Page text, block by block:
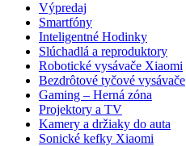
Výpredaj
Smartfóny
Inteligentné Hodinky
Slúchadlá a reproduktory
Robotické vysávače Xiaomi
Bezdrôtové tyčové vysávače
Gaming – Herná zóna
Projektory a TV
Kamery a držiaky do auta
Sonické kefky Xiaomi